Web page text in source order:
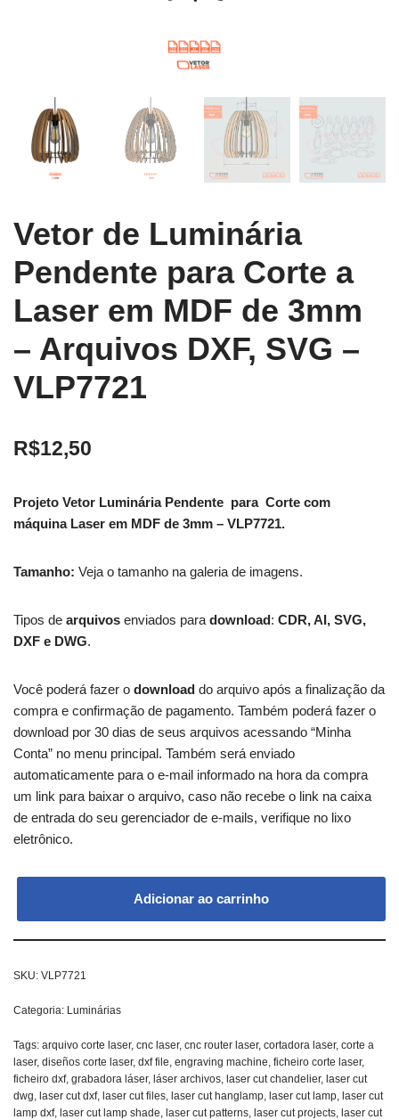
Vetor de Luminária
Pendente para Corte a
Laser em MDF de 3mm
– Arquivos DXF, SVG –
VLP7721
R$12,50
Projeto Vetor Luminária Pendente para Corte com
máquina Laser em MDF de 3mm – VLP7721.
Tamanho: Veja o tamanho na galeria de imagens.
Tipos de arquivos enviados para download: CDR, AI, SVG,
DXF e DWG.
Você poderá fazer o download do arquivo após a finalização da
compra e confirmação de pagamento. Também poderá fazer o
download por 30 dias de seus arquivos acessando “Minha
Conta” no menu principal. Também será enviado
automaticamente para o e-mail informado na hora da compra
um link para baixar o arquivo, caso não recebe o link na caixa
de entrada do seu gerenciador de e-mails, verifique no lixo
eletrônico.
Adicionar ao carrinho
SKU: VLP7721
Categoria: Luminárias
Tags: arquivo corte laser, cnc laser, cnc router laser, cortadora laser, corte a
laser, diseños corte laser, dxf file engraving machine ficheiro corte laser,
ficheiro dxf, grabadora láser, láser archivos laser cut chandelier, laser cut
dwg laser cut dxf, laser cut files laser cut hanglamp laser cut lamp laser cut
lamp dxf, laser cut lamp shade laser cut patterns laser cut projects laser cut